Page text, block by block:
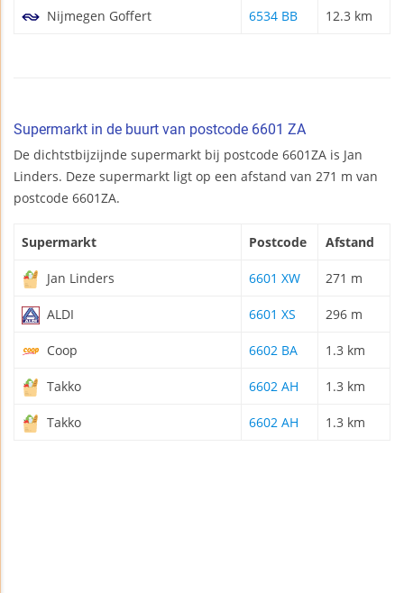
Nijmegen Goffert 6534 BB 12.3 km
Supermarkt in de buurt van postcode 6601 ZA
De dichtstbijzijnde supermarkt bij postcode 6601ZA is Jan
Linders. Deze supermarkt ligt op een afstand van 271 m van
postcode 6601ZA.
Supermarkt Postcode Afstand
Jan Linders 6601 XW 271 m
ALDI 6601 XS 296 m
Coop 6602 BA 1.3 km
Takko 6602 AH 1.3 km
Takko 6602 AH 1.3 km